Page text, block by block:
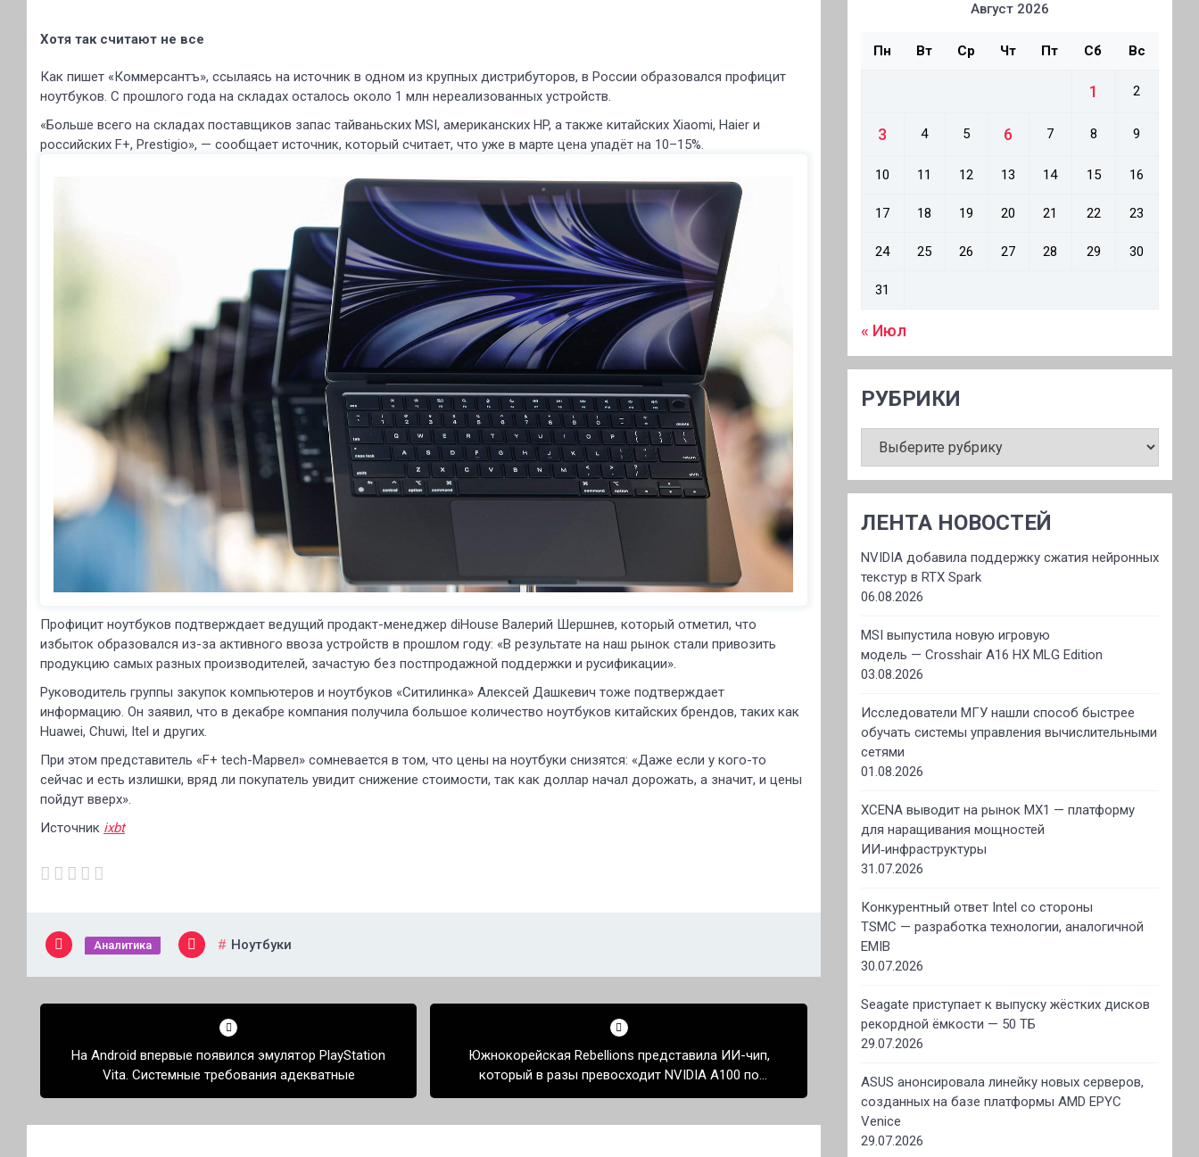
Хотя так считают не все
Как пишет «Коммерсантъ», ссылаясь на источник в одном из крупных дистрибуторов, в России образовался профицит
ноутбуков. С прошлого года на складах осталось около 1 млн нереализованных устройств.
«Больше всего на складах поставщиков запас тайваньских MSI, американских HP, а также китайских Xiaomi, Haier и
российских F+, Prestigio», — сообщает источник, который считает, что уже в марте цена упадёт на 10–15%.
Профицит ноутбуков подтверждает ведущий продакт-менеджер diHouse Валерий Шершнев, который отметил, что
избыток образовался из-за активного ввоза устройств в прошлом году: «В результате на наш рынок стали привозить
продукцию самых разных производителей, зачастую без постпродажной поддержки и русификации».
Руководитель группы закупок компьютеров и ноутбуков «Ситилинка» Алексей Дашкевич тоже подтверждает
информацию. Он заявил, что в декабре компания получила большое количество ноутбуков китайских брендов, таких как
Huawei, Chuwi, Itel и других.
При этом представитель «F+ tech-Марвел» сомневается в том, что цены на ноутбуки снизятся: «Даже если у кого-то
сейчас и есть излишки, вряд ли покупатель увидит снижение стоимости, так как доллар начал дорожать, а значит, и цены
пойдут вверх».
Источник ixbt
Аналитика Ноутбуки
Навигация
записямНа Android впервые появился эмулятор PlayStation
Vita. Системные требования адекватные
Южнокорейская Rebellions представила ИИ-чип,
который в разы превосходит NVIDIA A100 по
энергоэффективности
Август 2026
Пн Вт Ср Чт Пт Сб Вс
1 2
3 4 5 6 7 8 9
10 11 12 13 14 15 16
17 18 19 20 21 22 23
24 25 26 27 28 29 30
31
« Июл
РУБРИКИ
ЛЕНТА НОВОСТЕЙ
NVIDIA добавила поддержку сжатия нейронных
текстур в RTX Spark
06.08.2026
MSI выпустила новую игровую
модель — Crosshair A16 HX MLG Edition
03.08.2026
Исследователи МГУ нашли способ быстрее
обучать системы управления вычислительными
сетями
01.08.2026
XCENA выводит на рынок MX1 — платформу
для наращивания мощностей
ИИ‑инфраструктуры
31.07.2026
Конкурентный ответ Intel со стороны
TSMC — разработка технологии, аналогичной
EMIB
30.07.2026
Seagate приступает к выпуску жёстких дисков
рекордной ёмкости — 50 ТБ
29.07.2026
ASUS анонсировала линейку новых серверов,
созданных на базе платформы AMD EPYC
Venice
29.07.2026